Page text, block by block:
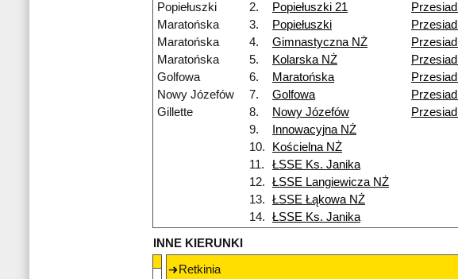
Popiełuszki
2. Popiełuszki 21
Maratońska
3. Popiełuszki
Maratońska
4. Gimnastyczna NŻ
Maratońska
5. Kolarska NŻ
Golfowa
6. Maratońska
Nowy Józefów
7. Golfowa
Gillette
8. Nowy Józefów
9.
Innowacyjna NŻ
10.
Kościelna NŻ
11.
ŁSSE Ks. Janika
12.
ŁSSE Langiewicza NŻ
13.
ŁSSE Łąkowa NŻ
14.
ŁSSE Ks. Janika
INNE KIERUNKI
Retkinia